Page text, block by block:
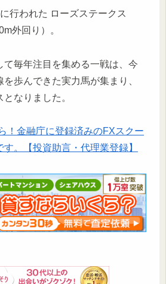
行われた ローズステークス
外回り）。
て毎年注目を集める一戦は、今
歩んできた実力馬が集まり、
なりました。
！金融庁に登録済みのFXスクー
。【投資助言・代理業登録】